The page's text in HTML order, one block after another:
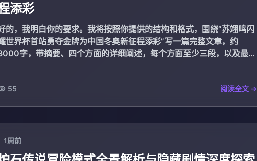
添彩
的，我明白你的要求。我将按照你提供的结构和格式，围绕“苏翊鸣闪
世界杯首站勇夺金牌为中国冬奥新征程添彩”写一篇完整文章，约
字，带摘要、四个方面的详细阐述，每个方面至少三段，以及最后
55 阅读全文 →
1周前